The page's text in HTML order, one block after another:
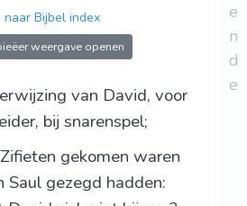
Bijbel index
weergave openen
van David, voor
bij snarenspel;
gekomen waren
Saul gezegd hadden:
e
n
d
e